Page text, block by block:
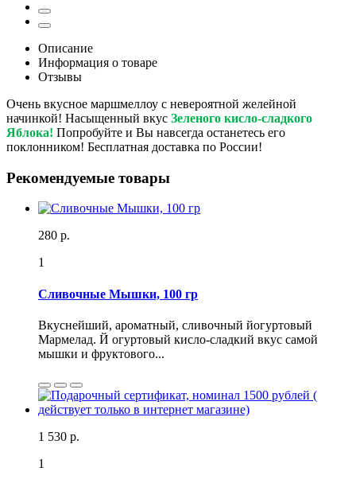
Описание
Информация о товаре
Отзывы
Очень вкусное маршмеллоу с невероятной желейной
начинкой! Насыщенный вкус Зеленого кисло-сладкого
Яблока! Попробуйте и Вы навсегда останетесь его
поклонником! Бесплатная доставка по России!
Рекомендуемые товары
280 р.
1
Сливочные Мышки, 100 гр
Вкуснейший, ароматный, сливочный йогуртовый
Мармелад. Й огуртовый кисло-сладкий вкус самой
мышки и фруктового...
1 530 р.
1